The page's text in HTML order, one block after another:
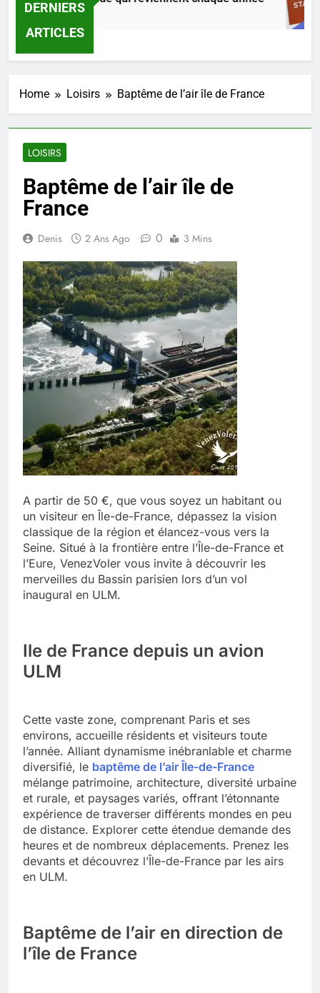
DERNIERS
ARTICLES
Ago
Home Loisirs Baptême de l’air île de France
LOISIRS
Baptême de l’air île de
France
Denis 2 Ans Ago 0 3 Mins
A partir de 50 €, que vous soyez un habitant ou
un visiteur en Île-de-France, dépassez la vision
classique de la région et élancez-vous vers la
Seine. Situé à la frontière entre l’Île-de-France et
l’Eure, VenezVoler vous invite à découvrir les
merveilles du Bassin parisien lors d’un vol
inaugural en ULM.
Ile de France depuis un avion
ULM
Cette vaste zone, comprenant Paris et ses
environs, accueille résidents et visiteurs toute
l’année. Alliant dynamisme inébranlable et charme
diversifié, le baptême de l’air Île-de-France
mélange patrimoine, architecture, diversité urbaine
et rurale, et paysages variés, offrant l’étonnante
expérience de traverser différents mondes en peu
de distance. Explorer cette étendue demande des
heures et de nombreux déplacements. Prenez les
devants et découvrez l’Île-de-France par les airs
en ULM.
Baptême de l’air en direction de
l’île de France